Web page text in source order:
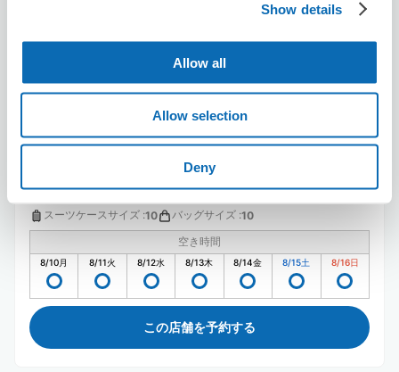
Show details
Allow all
Allow selection
Deny
スーツケースサイズ :10 バッグサイズ :10
空き時間
8/10月 8/11火 8/12水 8/13木 8/14金 8/15土 8/16日
この店舗を予約する